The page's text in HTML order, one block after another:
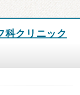
科クリニック